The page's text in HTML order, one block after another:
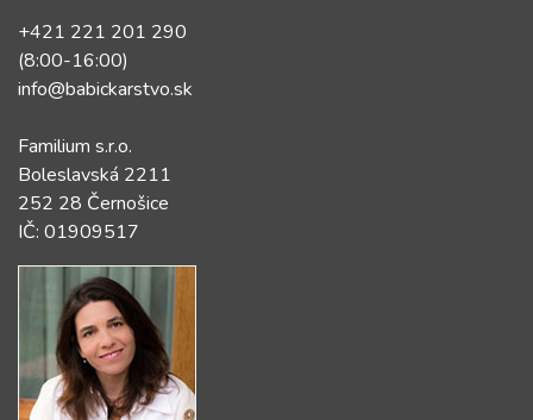
+421 221 201 290
(8:00-16:00)
info@babickarstvo.sk
Familium s.r.o.
Boleslavská 2211
252 28 Černošice
IČ: 01909517